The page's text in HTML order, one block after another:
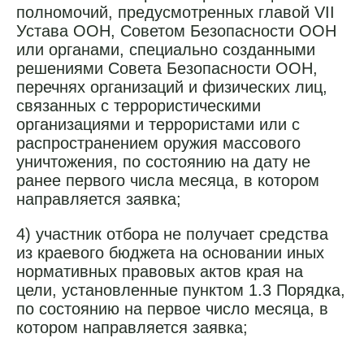
полномочий, предусмотренных главой VII
Устава ООН, Советом Безопасности ООН
или органами, специально созданными
решениями Совета Безопасности ООН,
перечнях организаций и физических лиц,
связанных с террористическими
организациями и террористами или с
распространением оружия массового
уничтожения, по состоянию на дату не
ранее первого числа месяца, в котором
направляется заявка;
4) участник отбора не получает средства
из краевого бюджета на основании иных
нормативных правовых актов края на
цели, установленные пунктом 1.3 Порядка,
по состоянию на первое число месяца, в
котором направляется заявка;